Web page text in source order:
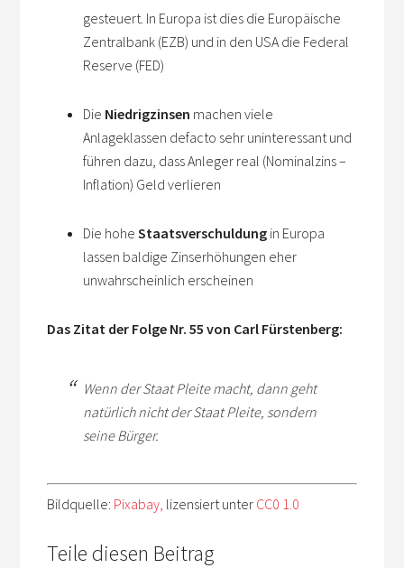
gesteuert. In Europa ist dies die Europäische
Zentralbank (EZB) und in den USA die Federal
Reserve (FED)
Die Niedrigzinsen machen viele
Anlageklassen defacto sehr uninteressant und
führen dazu, dass Anleger real (Nominalzins –
Inflation) Geld verlieren
Die hoheStaatsverschuldung in Europa
lassen baldige Zinserhöhungen eher
unwahrscheinlich erscheinen
Das Zitat der Folge Nr. 55 von Carl Fürstenberg:
Wenn der Staat Pleite macht, dann geht
natürlich nicht der Staat Pleite, sondern
seine Bürger.
Bildquelle: Pixabay, lizensiert unter CC0 1.0
Teile diesen Beitrag